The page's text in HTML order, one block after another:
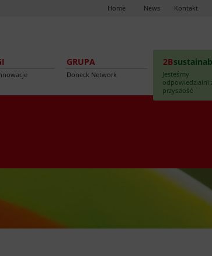
Home News Kontakt
GRUPA
Doneck Network
2B
Jesteśmy
odpowiedzialni
przyszłość